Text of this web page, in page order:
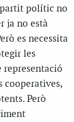
partit polític no
ja no està
es necessita
les
representació
cooperatives,
Però